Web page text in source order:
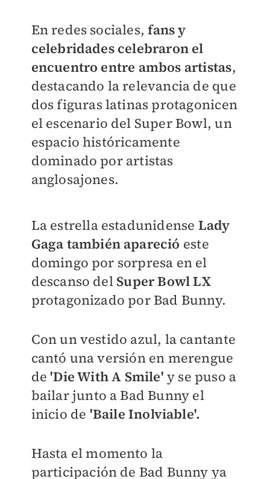
En redes sociales,fans y
celebridades celebraron el
encuentro entre ambos artistas,
destacando la relevancia de que
dos figuras latinas protagonicen
el escenario del Super Bowl, un
espacio históricamente
dominado por artistas
anglosajones.
La estrella estadunidense Lady
Gaga también apareció este
domingo por sorpresa en el
descanso del Super Bowl LX
protagonizado por Bad Bunny.
Con un vestido azul, la cantante
cantó una versión en merengue
de'Die With A Smile' y se puso a
bailar junto a Bad Bunny el
inicio de 'Baile Inolviable'.
Hasta el momento la
participación de Bad Bunny ya